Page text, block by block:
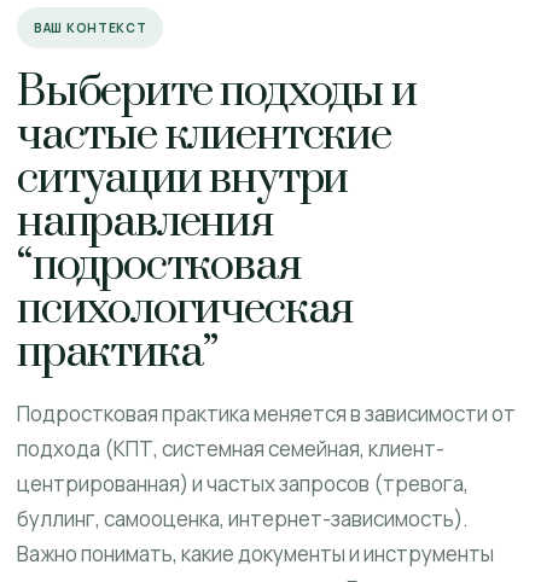
ВАШ КОНТЕКСТ
Выберите подходы и
частые клиентские
ситуации внутри
направления
“подростковая
психологическая
практика”
Подростковая практика меняется в зависимости от
подхода (КПТ, системная семейная, клиент-
центрированная) и частых запросов (тревога,
буллинг, самооценка, интернет-зависимость).
Важно понимать, какие документы и инструменты